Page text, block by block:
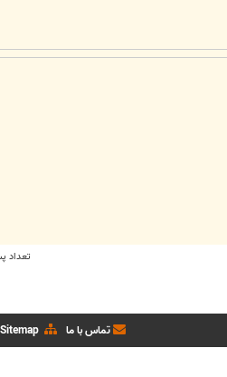
تعداد پست
Sitemap تماس با ما